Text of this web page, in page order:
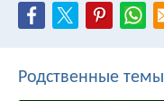
Родственные темы